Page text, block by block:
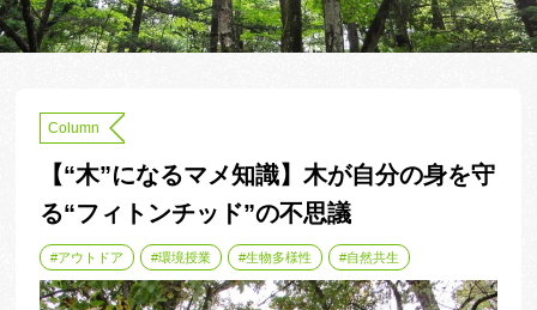
Column
【“木”になるマメ知識】木が自分の身を守
る“フィトンチッド”の不思議
アウトドア 環境授業 生物多様性 自然共生